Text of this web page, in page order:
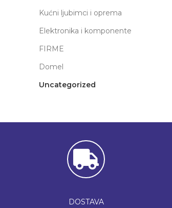
Kućni ljubimci i oprema
Elektronika i komponente
FIRME
Domel
Uncategorized
DOSTAVA